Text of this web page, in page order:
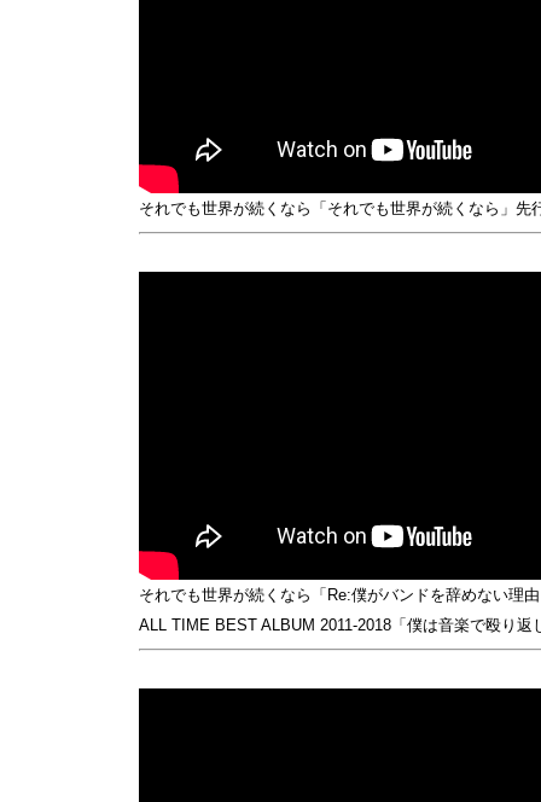
それでも世界が続くなら「それでも世界が続くなら」先
それでも世界が続くなら「Re:僕がバンドを辞めない理
ALL TIME BEST ALBUM 2011-2018「僕は音楽で殴り返